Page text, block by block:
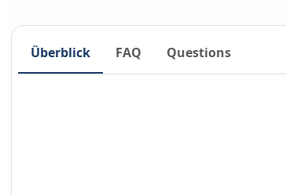
Überblick FAQ Questions